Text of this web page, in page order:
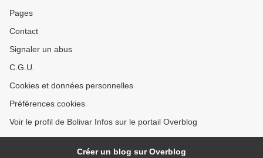
Pages
Contact
Signaler un abus
C.G.U.
Cookies et données personnelles
Préférences cookies
Voir le profil de Bolivar Infos sur le portail Overblog
Créer un blog sur Overblog